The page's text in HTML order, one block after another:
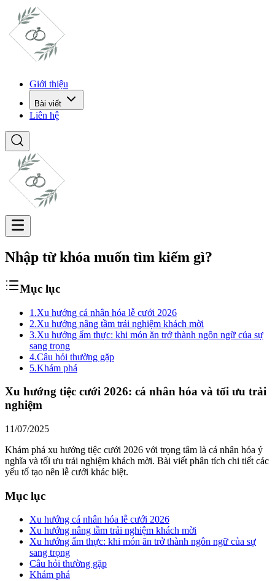
Giới thiệu
Bài viết
Liên hệ
Nhập từ khóa muốn tìm kiếm gì?
Mục lục
1.Xu hướng cá nhân hóa lễ cưới 2026
2.Xu hướng nâng tầm trải nghiệm khách mời
3.Xu hướng ẩm thực: khi món ăn trở thành ngôn ngữ của sự
sang trọng
4.Câu hỏi thường gặp
5.Khám phá
Xu hướng tiệc cưới 2026: cá nhân hóa và tối ưu trải
nghiệm
11/07/2025
Khám phá xu hướng tiệc cưới 2026 với trọng tâm là cá nhân hóa ý
nghĩa và tối ưu trải nghiệm khách mời. Bài viết phân tích chi tiết các
yếu tố tạo nên lễ cưới khác biệt.
Mục lục
Xu hướng cá nhân hóa lễ cưới 2026
Xu hướng nâng tầm trải nghiệm khách mời
Xu hướng ẩm thực: khi món ăn trở thành ngôn ngữ của sự
sang trọng
Câu hỏi thường gặp
Khám phá